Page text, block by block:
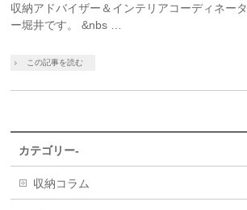
収納アドバイザー＆インテリアコーディネータ
ー堀井です。 &nbs …
この記事を読む
カテゴリー-
収納コラム